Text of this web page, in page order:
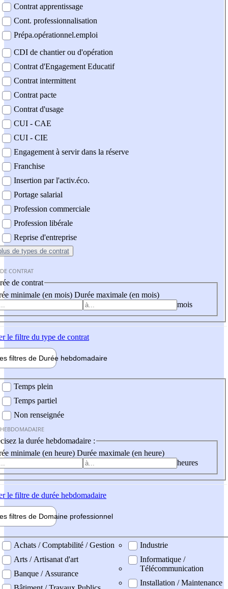
Contrat apprentissage
Cont. professionnalisation
Prépa.opérationnel.emploi
CDI de chantier ou d'opération
Contrat d'Engagement Educatif
Contrat intermittent
Contrat pacte
Contrat d'usage
CUI - CAE
CUI - CIE
Engagement à servir dans la réserve
Franchise
Insertion par l'activ.éco.
Portage salarial
Profession commerciale
Profession libérale
Reprise d'entreprise
de types de contrat
CONTRAT
de contrat
minimale (en mois) Durée maximale (en mois)
mois
le filtre du type de contrat
filtres de Durée hebdomadaire
Temps plein
Temps partiel
Non renseignée
la durée hebdomadaire :
minimale (en heure) Durée maximale (en heure)
heures
le filtre de durée hebdomadaire
filtres de Domaine professionnel
professionel
Achats / Comptabilité / Gestion
Arts / Artisanat d'art
Banque / Assurance
Industrie
Informatique /
Télécommunication
Installation / Maintenance